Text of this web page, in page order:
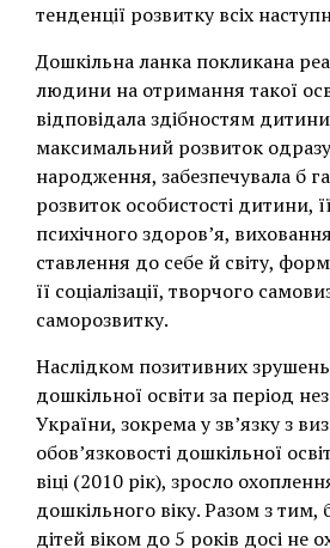
тенденції розвитку всіх
Дошкільна ланка покликана
людини на отримання такої
відповідала здібностям
максимальний розвиток одразу
народження, забезпечувала б
розвиток особистості дитини,
психічного здоров’я,
ставлення до себе й світу,
її соціалізації, творчого
саморозвитку.
Наслідком позитивних
дошкільної освіти за період
України, зокрема у зв’язку з
обов’язковості дошкільної
віці (2010 рік), зросло
дошкільного віку. Разом з тим,
дітей віком до 5 років досі не